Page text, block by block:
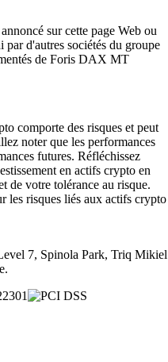
sur cette page Web ou
par d'autres sociétés du groupe
de Foris DAX MT
comporte des risques et peut
noter que les performances
futures. Réfléchissez
en actifs crypto en
de votre tolérance au risque.
les risques liés aux actifs crypto
7, Spinola Park, Triq Mikiel